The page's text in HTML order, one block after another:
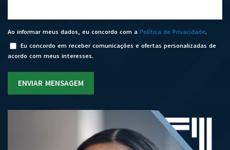
Ao informar meus dados, eu concordo com a Política de Privacidade.
Eu concordo em receber comunicações e ofertas personalizadas de
acordo com meus interesses.
ENVIAR MENSAGEM